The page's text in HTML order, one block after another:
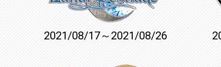
2021/08/17～2021/08/26